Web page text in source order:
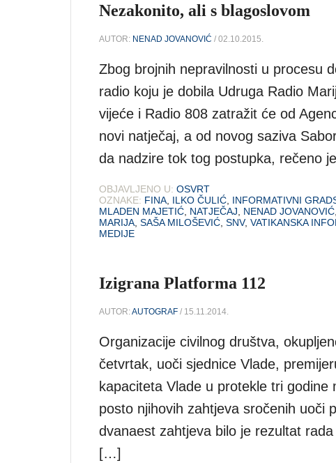
Nezakonito, ali s blagoslovom
AUTOR: NENAD JOVANOVIĆ / 02.10.2015.
Zbog brojnih nepravilnosti u procesu
radio koju je dobila Udruga Radio
vijeće i Radio 808 zatražit će od
novi natječaj, a od novog saziva
da nadzire tok tog postupka, rečeno
OBJAVLJENO U: OSVRT
OZNAKE: FINA ILKO ČULIĆ INFORMATIVNI
MLADEN MAJETIĆ NATJEČAJ NENAD JOVANOVIĆ
MARIJA SAŠA MILOŠEVIĆ SNV, VATIKANSKA
MEDIJE
Izigrana Platforma 112
AUTOR:AUTOGRAF / 15.11.2014.
Organizacije civilnog društva,
četvrtak, uoči sjednice Vlade,
kapaciteta Vlade u protekle tri
posto njihovih zahtjeva sročenih
dvanaest zahtjeva bilo je rezultat
[…]